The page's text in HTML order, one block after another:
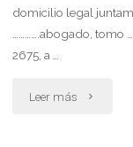
la
domicilio legal
………….abogado, tomo
2675, a …
Leer más "Promueve